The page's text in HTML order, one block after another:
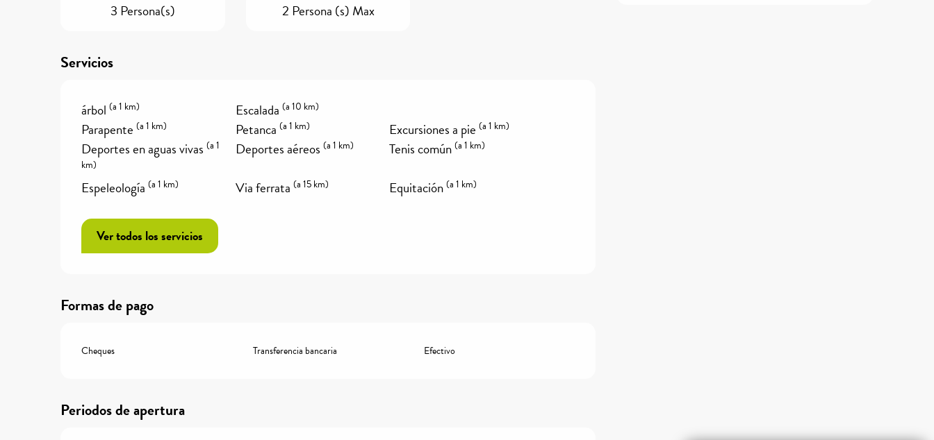
3 Persona(s) 2 Persona (s) Max
Servicios
árbol(a 1 km) Escalada (a 10 km)
Parapente(a 1 km) Petanca (a 1 km) Excursiones a pie(a 1 km)
Deportes en aguas vivas(a 1
km)
Deportes aéreos (a 1 km) Tenis común(a 1 km)
Espeleología(a 1 km) Via ferrata (a 15 km) Equitación(a 1 km)
Ver todos los servicios
Formas de pago
Cheques Transferencia bancaria Efectivo
Periodos de apertura